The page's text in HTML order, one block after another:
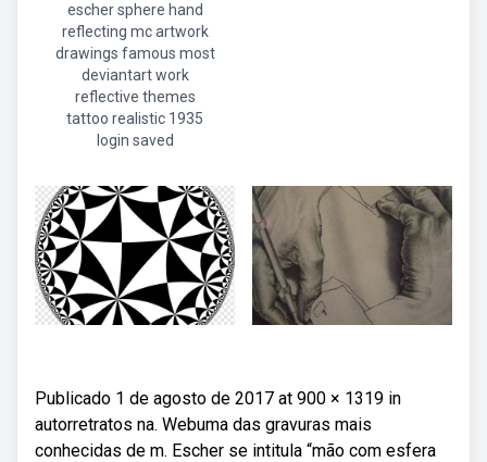
escher sphere hand
reflecting mc artwork
drawings famous most
deviantart work
reflective themes
tattoo realistic 1935
login saved
Publicado 1 de agosto de 2017 at 900 × 1319 in
autorretratos na. Webuma das gravuras mais
conhecidas de m. Escher se intitula “mão com esfera